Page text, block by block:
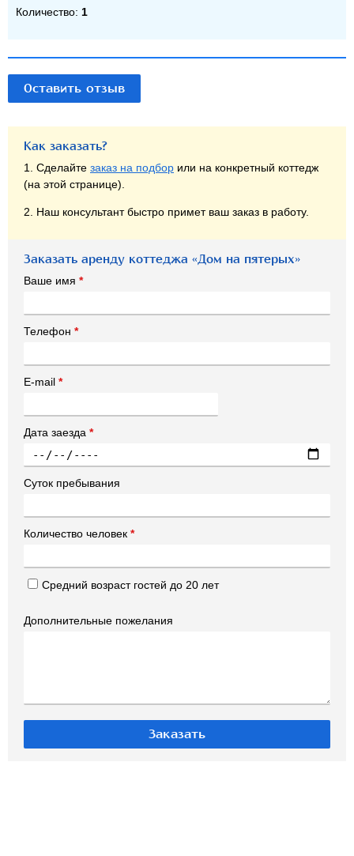
Количество: 1
Оставить отзыв
Как заказать?
1. Сделайте заказ на подбор или на конкретный коттедж
(на этой странице).
2. Наш консультант быстро примет ваш заказ в работу.
Заказать аренду коттеджа «Дом на пятерых»
Ваше имя *
Телефон *
E-mail *
Дата заезда *
Суток пребывания
Количество человек *
Средний возраст гостей до 20 лет
Дополнительные пожелания